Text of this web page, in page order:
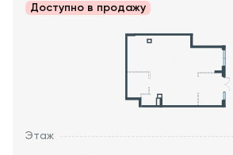
Доступно в продажу
Этаж